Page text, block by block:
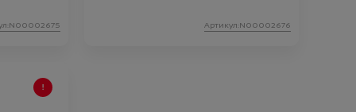
Артикул:N00002676